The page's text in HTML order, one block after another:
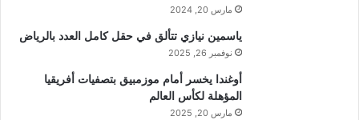
مارس 20, 2024
ياسمين نيازي تتألق في حقل كامل العدد بالرياض
نوفمبر 26, 2025
أوغندا يخسر أمام موزمبيق بتصفيات أفريقيا
المؤهلة لكأس العالم
مارس 20, 2025